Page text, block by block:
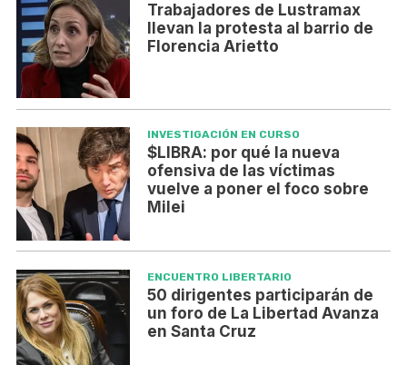
Trabajadores de Lustramax
llevan la protesta al barrio de
Florencia Arietto
INVESTIGACIÓN EN CURSO
$LIBRA: por qué la nueva
ofensiva de las víctimas
vuelve a poner el foco sobre
Milei
ENCUENTRO LIBERTARIO
50 dirigentes participarán de
un foro de La Libertad Avanza
en Santa Cruz